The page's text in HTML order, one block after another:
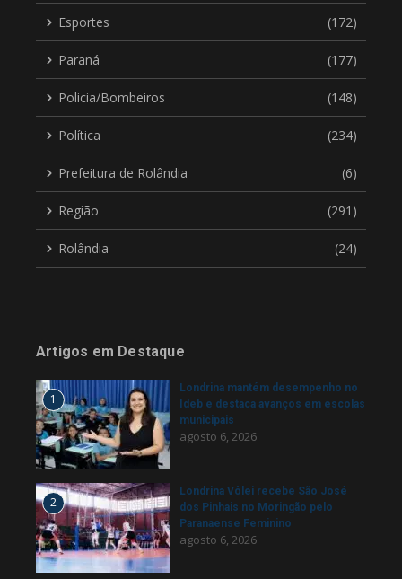
Esportes (172)
Paraná (177)
Policia/Bombeiros (148)
Política (234)
Prefeitura de Rolândia (6)
Região (291)
Rolândia (24)
Artigos em Destaque
1
Londrina mantém desempenho no
Ideb e destaca avanços em escolas
municipais
agosto 6, 2026
2
Londrina Vôlei recebe São José
dos Pinhais no Moringão pelo
Paranaense Feminino
agosto 6, 2026